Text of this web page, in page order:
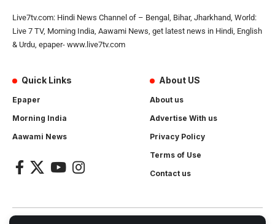
Live7tv.com: Hindi News Channel of – Bengal, Bihar, Jharkhand, World:
Live 7 TV, Morning India, Aawami News, get latest news in Hindi, English
& Urdu, epaper- www.live7tv.com
Quick Links
Epaper
Morning India
Aawami News
About US
About us
Advertise With us
Privacy Policy
Terms of Use
Contact us